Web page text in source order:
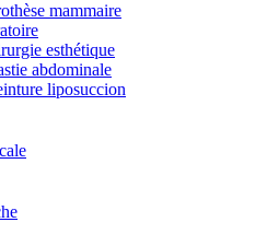
mammaire
esthétique
abdominale
liposuccion